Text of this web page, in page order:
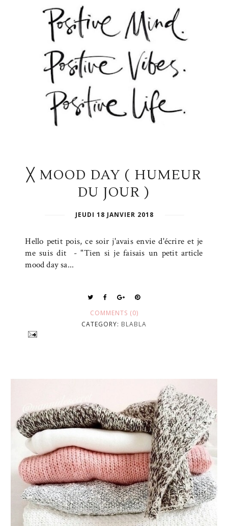
╳ MOOD DAY ( HUMEUR
DU JOUR )
JEUDI 18 JANVIER 2018
Hello petit pois, ce soir j'avais envie d'écrire et je
me suis dit - "Tien si je faisais un petit article
mood day sa...
COMMENTS (0)
CATEGORY: BLABLA